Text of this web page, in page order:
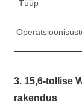
Tüüp
3. 15,6-tollise
rakendus